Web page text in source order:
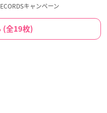
キャンペーン
(全19枚)